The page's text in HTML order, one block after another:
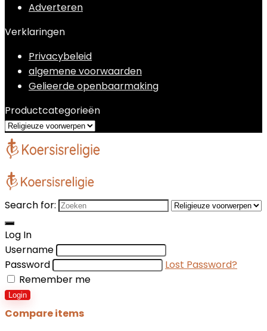
Adverteren
Verklaringen
Privacybeleid
algemene voorwaarden
Gelieerde openbaarmaking
Productcategorieën
Search for:
Log In
Username
Password
Lost Password?
Remember me
Login
Compare items